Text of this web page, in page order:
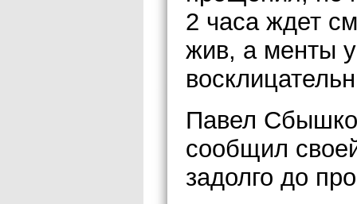
2 часа ждет
жив, а менты
Павел Сбышко
сообщил
задолго до